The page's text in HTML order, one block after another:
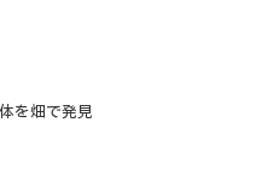
を畑で発見